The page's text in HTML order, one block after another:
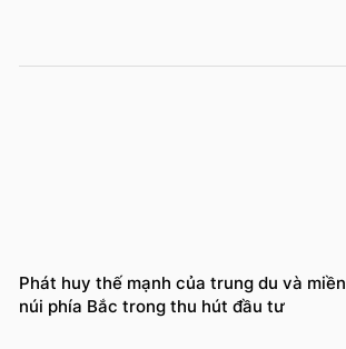
Phát huy thế mạnh của trung du và miền
núi phía Bắc trong thu hút đầu tư